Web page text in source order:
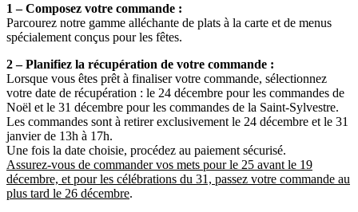
1 – Composez votre commande :
Parcourez notre gamme alléchante de plats à la carte et de menus
spécialement conçus pour les fêtes.
2 – Planifiez la récupération de votre commande :
Lorsque vous êtes prêt à finaliser votre commande, sélectionnez
votre date de récupération : le 24 décembre pour les commandes de
Noël et le 31 décembre pour les commandes de la Saint-Sylvestre.
Les commandes sont à retirer exclusivement le 24 décembre et le 31
janvier de 13h à 17h.
Une fois la date choisie, procédez au paiement sécurisé.
Assurez-vous de commander vos mets pour le 25 avant le 19
décembre, et pour les célébrations du 31, passez votre commande au
plus tard le 26 décembre.